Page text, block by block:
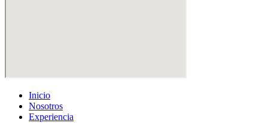
Inicio
Nosotros
Experiencia